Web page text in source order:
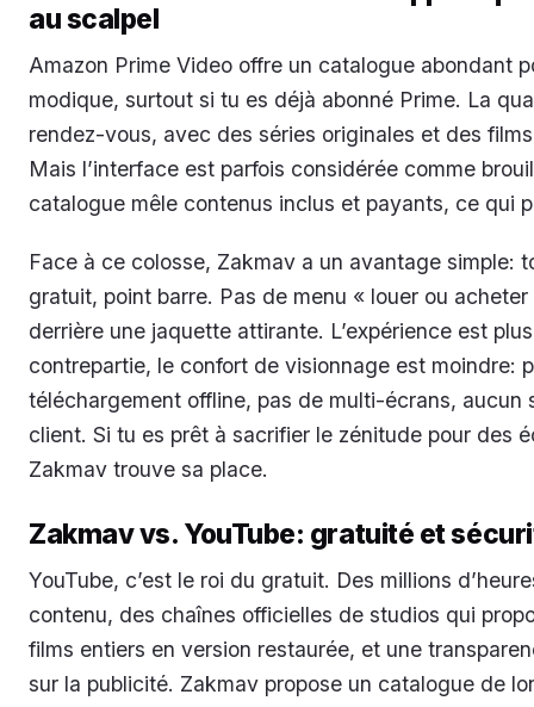
au scalpel
Amazon Prime Video offre un catalogue abondant
modique, surtout si tu es déjà abonné Prime. La
rendez-vous, avec des séries originales et des
Mais l’interface est parfois considérée comme
catalogue mêle contenus inclus et payants, ce qui
Face à ce colosse, Zakmav a un avantage simple:
gratuit, point barre. Pas de menu « louer ou
derrière une jaquette attirante. L’expérience est
contrepartie, le confort de visionnage est moindre:
téléchargement offline, pas de multi-écrans, aucun
client. Si tu es prêt à sacrifier le zénitude pour des
Zakmav trouve sa place.
Zakmav vs. YouTube: gratuité et
YouTube, c’est le roi du gratuit. Des millions
contenu, des chaînes officielles de studios qui
films entiers en version restaurée, et une
sur la publicité. Zakmav propose un catalogue de